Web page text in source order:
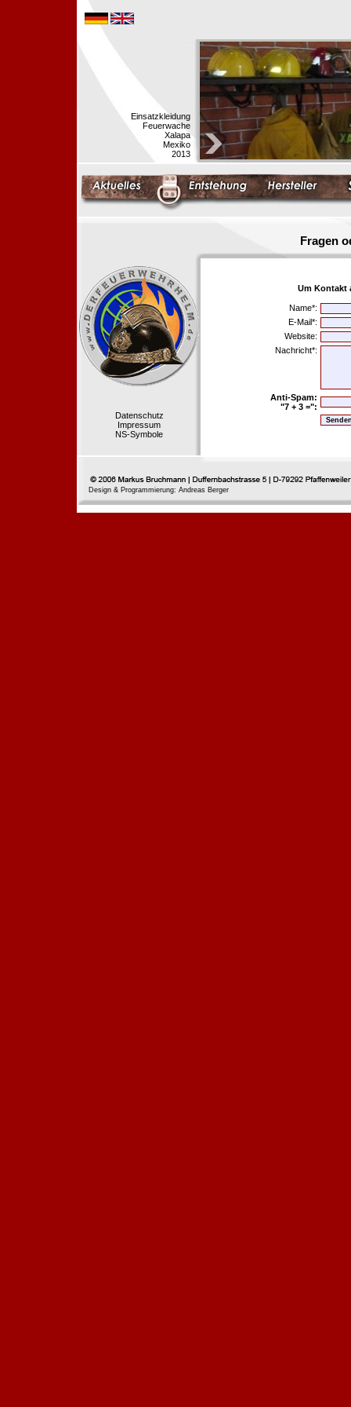
Einsatzkleidung
Feuerwache
Xalapa
Mexiko
2013
Fragen
Datenschutz
Impressum
NS-Symbole
Um Kontakt
Name*:
E-Mail*:
Website:
Nachricht*:
Anti-Spam:
"7 + 3 =":
Design & Programmierung: Andreas Berger